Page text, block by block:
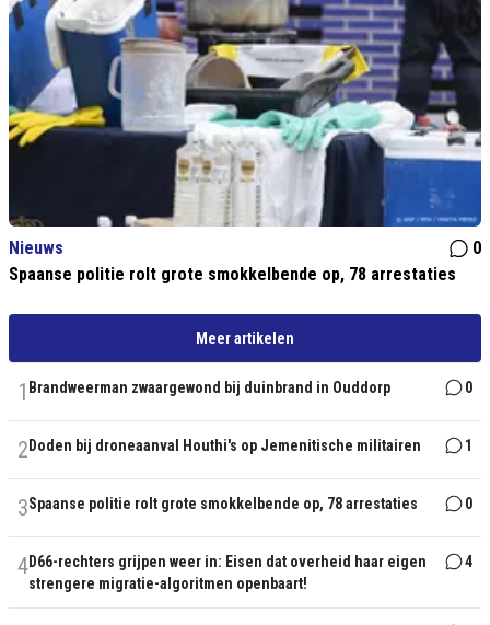
Nieuws
0
Spaanse politie rolt grote smokkelbende op, 78 arrestaties
Meer artikelen
1 Brandweerman zwaargewond bij duinbrand in Ouddorp 0
2 Doden bij droneaanval Houthi's op Jemenitische militairen 1
3Spaanse politie rolt grote smokkelbende op, 78 arrestaties 0
4D66-rechters grijpen weer in: Eisen dat overheid haar eigen
strengere migratie-algoritmen openbaart!
4